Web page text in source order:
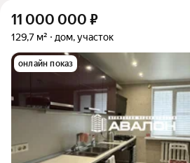
11 000 000 ₽
129,7 м² дом, участок
онлайн показ